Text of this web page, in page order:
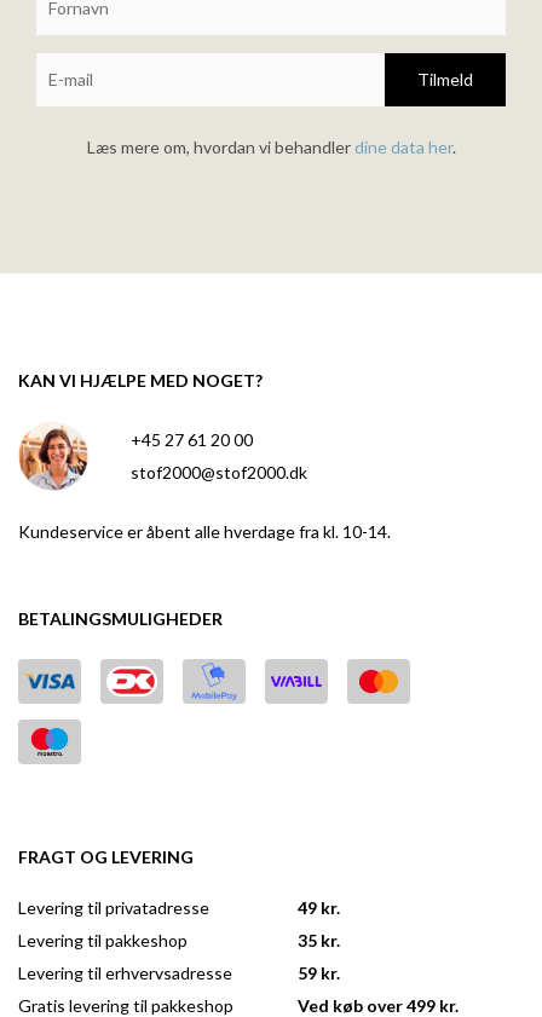
Tilmeld
Læs mere om, hvordan vi behandlerdine data her.
KAN VI HJÆLPE MED NOGET?
+45 27 61 20 00
stof2000@stof2000.dk
Kundeservice er åbent alle hverdage fra kl. 10-14.
BETALINGSMULIGHEDER
FRAGT OG LEVERING
Levering til privatadresse
Levering til pakkeshop
Levering til erhvervsadresse
Gratis levering til pakkeshop
49 kr.
35 kr.
59 kr.
Ved køb over 499 kr.